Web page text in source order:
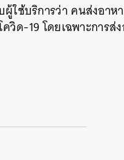
ใช้บริการว่า คนส่งอาห
ด-19 โดยเฉพาะการ